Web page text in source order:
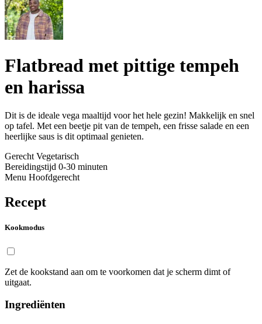
Flatbread met pittige tempeh
en harissa
Dit is de ideale vega maaltijd voor het hele gezin! Makkelijk en snel
op tafel. Met een beetje pit van de tempeh, een frisse salade en een
heerlijke saus is dit optimaal genieten.
Gerecht Vegetarisch
Bereidingstijd 0-30 minuten
Menu Hoofdgerecht
Recept
Kookmodus
Zet de kookstand aan om te voorkomen dat je scherm dimt of
uitgaat.
Ingrediënten